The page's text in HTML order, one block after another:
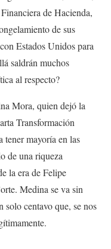
de Hacienda,
de sus
Estados Unidos para
saldrán muchos
al respecto?
Mora, quien dejó la
Transformación
tener mayoría en las
de una riqueza
la era de Felipe
Medina se va sin
solo centavo que, se nos